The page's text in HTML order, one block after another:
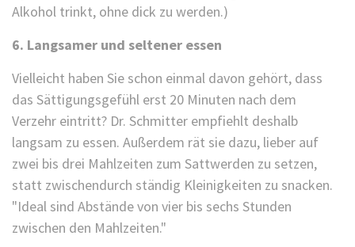
Alkohol trinkt, ohne dick zu werden.)
6. Langsamer und seltener essen
Vielleicht haben Sie schon einmal davon gehört, dass
das Sättigungsgefühl erst 20 Minuten nach dem
Verzehr eintritt? Dr. Schmitter empfiehlt deshalb
langsam zu essen. Außerdem rät sie dazu, lieber auf
zwei bis drei Mahlzeiten zum Sattwerden zu setzen,
statt zwischendurch ständig Kleinigkeiten zu snacken.
"Ideal sind Abstände von vier bis sechs Stunden
zwischen den Mahlzeiten."